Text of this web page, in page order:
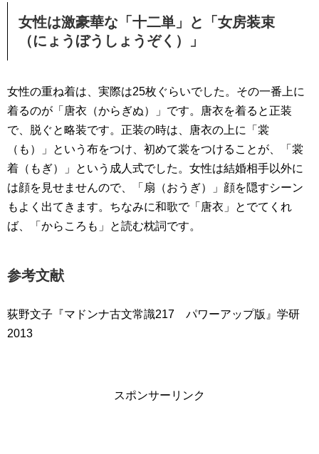
女性は激豪華な「十二単」と「女房装束
（にょうぼうしょうぞく）」
女性の重ね着は、実際は25枚ぐらいでした。その一番上に
着るのが「唐衣（からぎぬ）」です。唐衣を着ると正装
で、脱ぐと略装です。正装の時は、唐衣の上に「裳
（も）」という布をつけ、初めて裳をつけることが、「裳
着（もぎ）」という成人式でした。女性は結婚相手以外に
は顔を見せませんので、「扇（おうぎ）」顔を隠すシーン
もよく出てきます。ちなみに和歌で「唐衣」とでてくれ
ば、「からころも」と読む枕詞です。
参考文献
荻野文子『マドンナ古文常識217 パワーアップ版』学研
2013
スポンサーリンク